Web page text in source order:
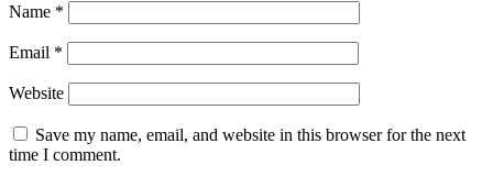
Name *
Email *
Website
Save my name, email, and website in this browser for the next
time I comment.